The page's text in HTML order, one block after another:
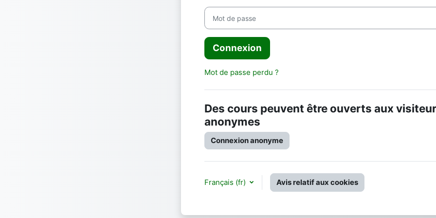
Mot de passe
Connexion
Mot de passe perdu ?
Des cours peuvent être ouverts aux
anonymes
Connexion anonyme
Français ‎(fr)‎ Avis relatif aux cookies